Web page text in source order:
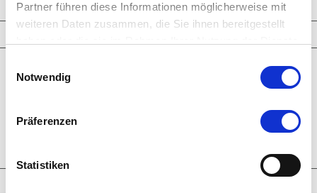
Partner führen diese Informationen möglicherweise mit
weiteren Daten zusammen, die Sie ihnen bereitgestellt
Notwendig
Präferenzen
Statistiken
Ringe
Ohrringe
Man­schet­ten­­knöpfe